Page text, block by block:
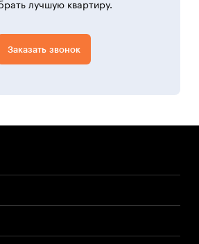
лучшую квартиру.
Заказать звонок